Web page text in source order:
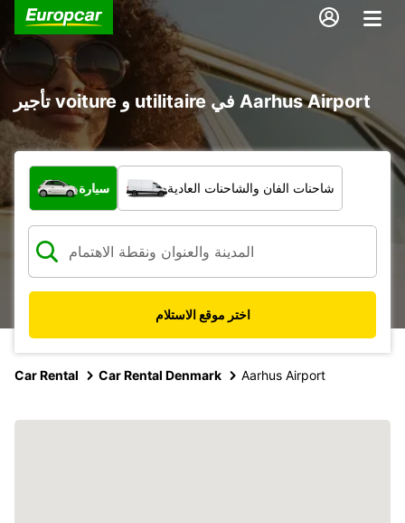
تأجير voiture و utilitaire في Aarhus Airport
ما نوع المركبة؟
سيارة شاحنات الفان والشاحنات العادية
اختر موقع الاستلام
Car Rental Car Rental Denmark Aarhus Airport